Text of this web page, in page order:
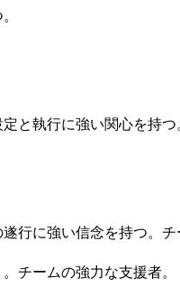
基づく表記
と執行に強い関心を持つ
行に強い信念を持つ。チ
チームの強力な支援者。